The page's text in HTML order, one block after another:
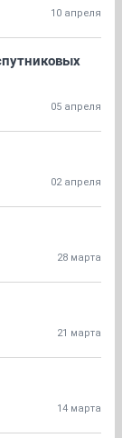
10 апреля
05 апреля
02 апреля
28 марта
21 марта
14 марта